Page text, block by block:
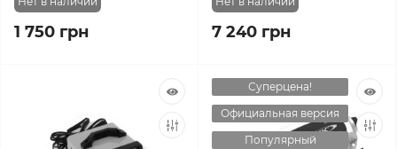
1 750 грн 7 240 грн
Суперцена!
Официальная версия
Популярный